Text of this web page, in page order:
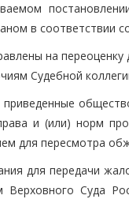
в соответствии
на переоценку
Судебной
и (или) норм
для пересмотра
для передачи
Верховного Суда